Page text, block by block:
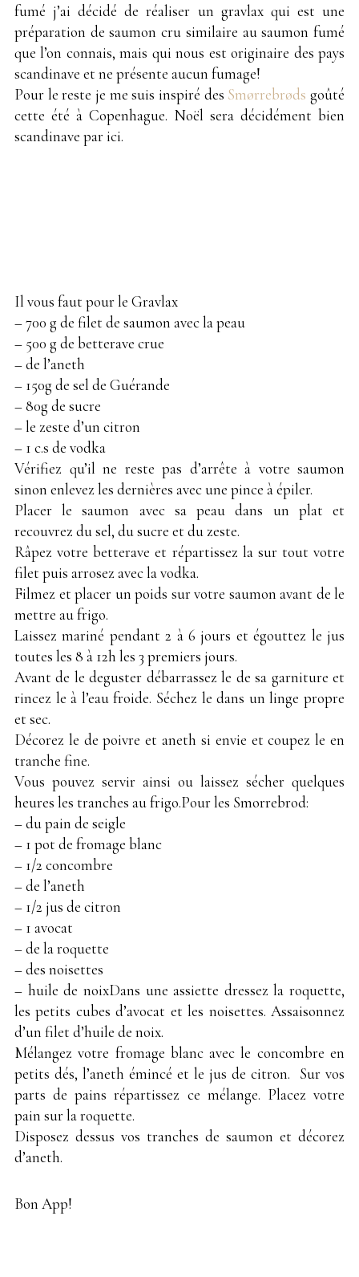
fumé j’ai décidé de réaliser un gravlax qui est une
préparation de saumon cru similaire au saumon fumé
que l’on connais, mais qui nous est originaire des pays
scandinave et ne présente aucun fumage!
Pour le reste je me suis inspiré des Smørrebrødsgoûté
cette été à Copenhague. Noël sera décidément bien
scandinave par ici.
Il vous faut pour le Gravlax
– 700 g de filet de saumon avec la peau
– 500 g de betterave crue
– de l’aneth
– 150g de sel de Guérande
– 80g de sucre
– le zeste d’un citron
– 1 c.s de vodka
Vérifiez qu’il ne reste pas d’arrête à votre saumon
sinon enlevez les dernières avec une pince à épiler.
Placer le saumon avec sa peau dans un plat et
recouvrez du sel, du sucre et du zeste.
Râpez votre betterave et répartissez la sur tout votre
filet puis arrosez avec la vodka.
Filmez et placer un poids sur votre saumon avant de le
mettre au frigo.
Laissez mariné pendant 2 à 6 jours et égouttez le jus
toutes les 8 à 12h les 3 premiers jours.
Avant de le deguster débarrassez le de sa garniture et
rincez le à l’eau froide. Séchez le dans un linge propre
et sec.
Décorez le de poivre et aneth si envie et coupez le en
tranche fine.
Vous pouvez servir ainsi ou laissez sécher quelques
heures les tranches au frigo.Pour les Smorrebrod:
– du pain de seigle
– 1 pot de fromage blanc
– 1/2 concombre
– de l’aneth
– 1/2 jus de citron
– 1 avocat
– de la roquette
– des noisettes
– huile de noixDans une assiette dressez la roquette,
les petits cubes d’avocat et les noisettes. Assaisonnez
d’un filet d’huile de noix.
Mélangez votre fromage blanc avec le concombre en
petits dés, l’aneth émincé et le jus de citron. Sur vos
parts de pains répartissez ce mélange. Placez votre
pain sur la roquette.
Disposez dessus vos tranches de saumon et décorez
d’aneth.
Bon App!